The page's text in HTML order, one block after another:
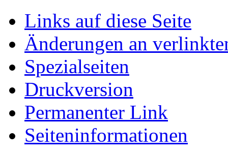
Links auf diese Seite
Änderungen an
Spezialseiten
Druckversion
Permanenter Link
Seiten­­informationen